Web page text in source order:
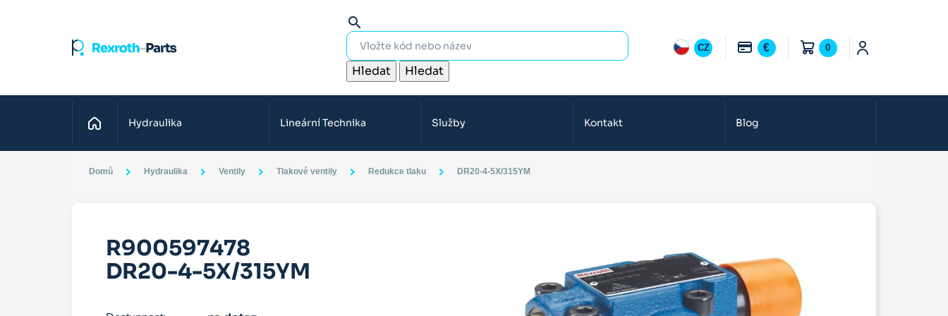
search
Hledat Hledat
CZ € 0
Domů Hydraulika Lineární Technika Služby Kontakt Blog
Domů Hydraulika Ventily Tlakové ventily Redukce tlaku DR20-4-5X/315YM
R900597478
DR20-4-5X/315YM